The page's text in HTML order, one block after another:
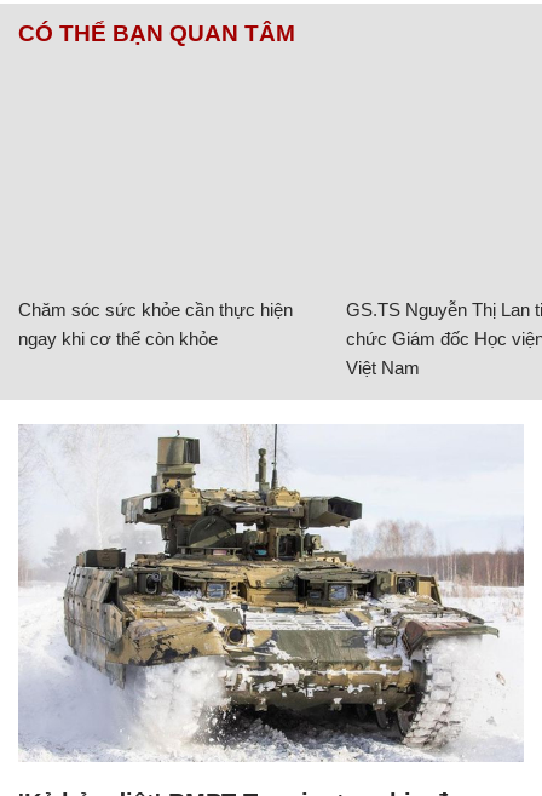
CÓ THỂ BẠN QUAN TÂM
Chăm sóc sức khỏe cần thực hiện
ngay khi cơ thể còn khỏe
GS.TS Nguyễn Thị Lan
chức Giám đốc Học
Việt Nam